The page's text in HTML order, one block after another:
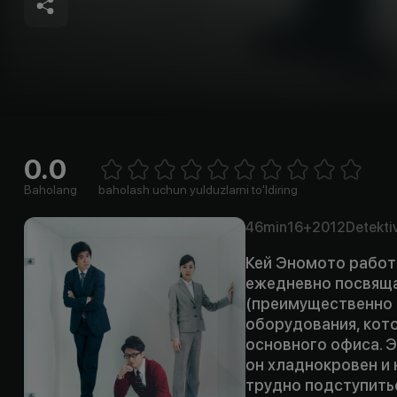
0.0
Baholang 1 Star2 Stars3 Stars4 Stars5 Stars6 Stars7 Stars8 Stars
baholash uchun yulduzlarni to'ldiring
46min16+2012
Кей Эномото
ежедневно
оборудования,
основного офиса.
он хладнокровен
трудно